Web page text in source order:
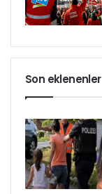
Son eklenenler